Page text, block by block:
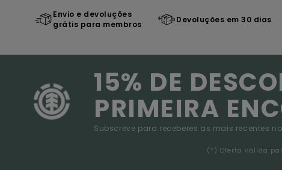
Envio e devoluções
grátis para membros
Devoluções em 30 dias
15% DE
PRIMEIRA
Subscreve para receberes as mais recentes
(*) Oferta válida